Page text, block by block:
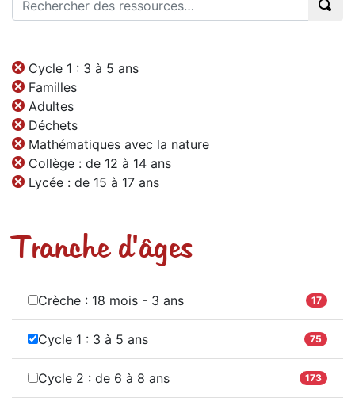
Cycle 1 : 3 à 5 ans
Familles
Adultes
Déchets
Mathématiques avec la nature
Collège : de 12 à 14 ans
Lycée : de 15 à 17 ans
Tranche d'âges
Crèche : 18 mois - 3 ans 17
Cycle 1 : 3 à 5 ans 75
Cycle 2 : de 6 à 8 ans 173